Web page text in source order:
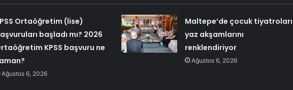
Ortaöğretim (lise)
başladı mı? 2026
KPSS başvuru ne
Ağustos 6, 2026
Maltepe’de çocuk tiyatroları
yaz akşamlarını
renklendiriyor
Ağustos 6, 2026